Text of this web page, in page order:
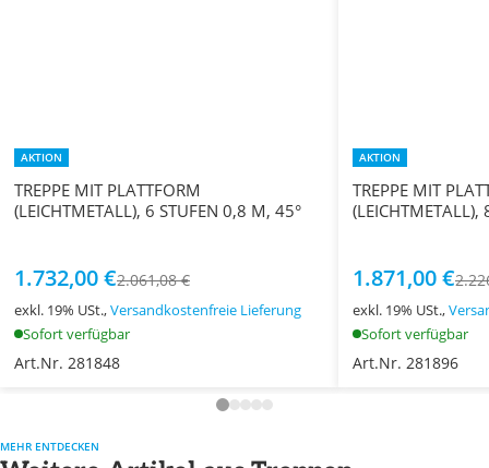
AKTION
TREPPE MIT PLATTFORM
(LEICHTMETALL), 6 STUFEN 0,8 M, 45°
1.732,00 €2.061,08 €
exkl. 19% USt.,Versandkostenfreie Lieferung
Sofort verfügbar
Art.Nr. 281848
AKTION
TREPPE MIT
1.871,00 €
exkl. 19% USt.,
Sofort verfügbar
Art.Nr. 281896
MEHR ENTDECKEN